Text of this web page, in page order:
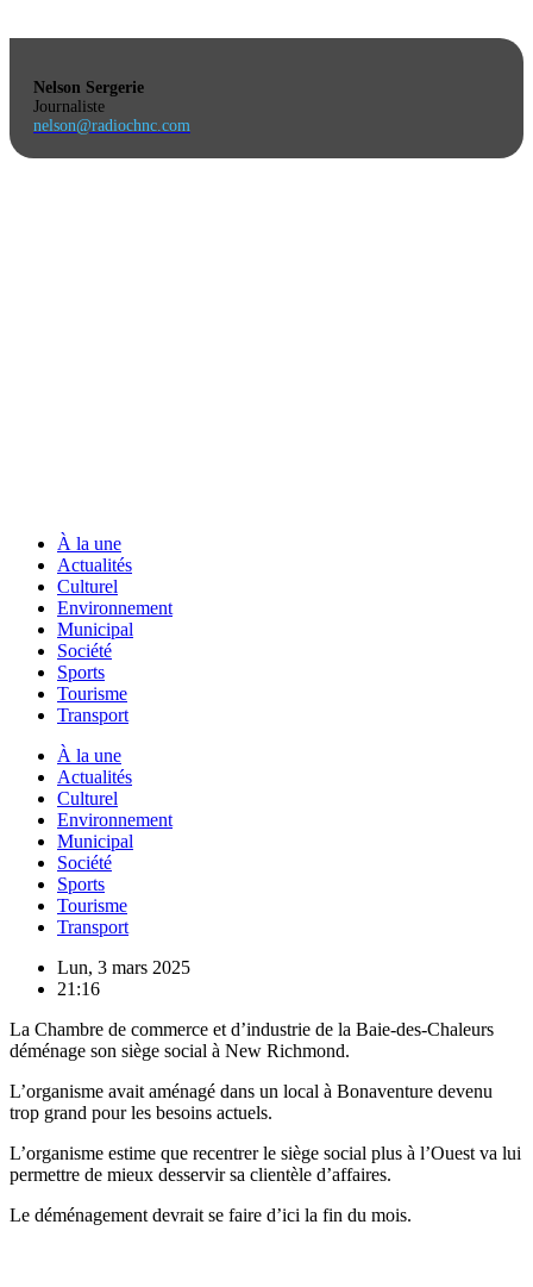
Nelson Sergerie
Journaliste
nelson@radiochnc.com
À la une
Actualités
Culturel
Environnement
Municipal
Société
Sports
Tourisme
Transport
À la une
Actualités
Culturel
Environnement
Municipal
Société
Sports
Tourisme
Transport
Lun, 3 mars 2025
21:16
La Chambre de commerce et d’industrie de la Baie-des-Chaleurs
déménage son siège social à New Richmond.
L’organisme avait aménagé dans un local à Bonaventure devenu
trop grand pour les besoins actuels.
L’organisme estime que recentrer le siège social plus à l’Ouest va lui
permettre de mieux desservir sa clientèle d’affaires.
Le déménagement devrait se faire d’ici la fin du mois.